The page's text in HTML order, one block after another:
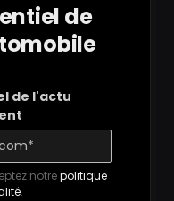
de
de l'actu
notrepolitique
.